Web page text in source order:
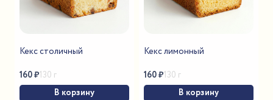
Кекс столичный
160₽130 г
В корзину
Кекс лимонный
160₽130 г
В корзину